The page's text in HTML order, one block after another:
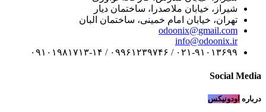
شیراز، خیابان ملاصدرا، ساختمان دیار
تهران، خیابان امام خمینی، ساختمان البان
odoonix@gmail.com
info@odoonix.ir
۰۲۱-۹۱۰۱۳۶۹۹ / ۰۹۹۶۱۲۳۹۷۴۶ / ۰۹۱۰۱۹۸۱۷۱۳-۱۴
Social
اودونیکس